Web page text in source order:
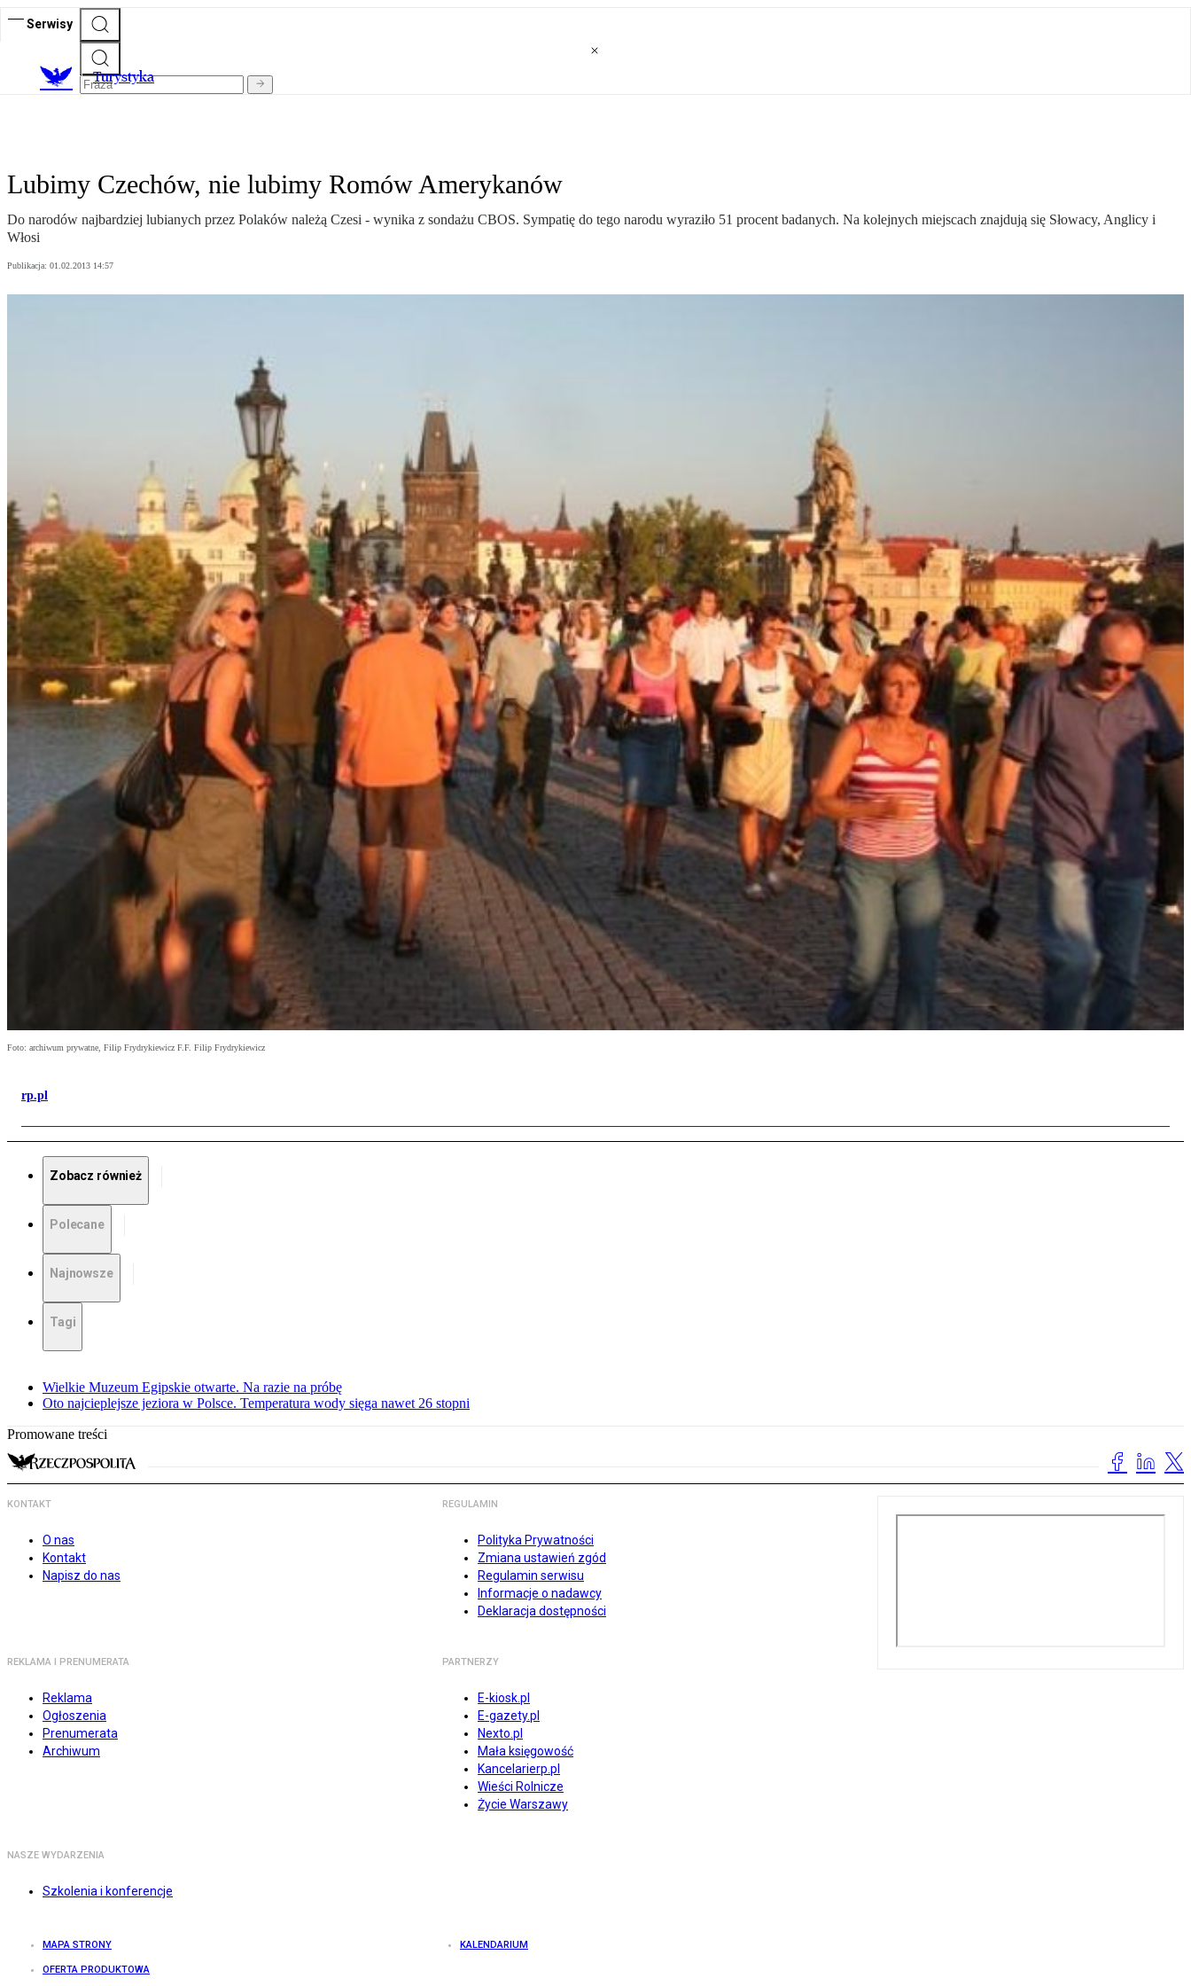
Serwisy
Turystyka
Lubimy Czechów, nie lubimy Romów Amerykanów
Do narodów najbardziej lubianych przez Polaków należą Czesi - wynika z sondażu CBOS. Sympatię do tego narodu wyraziło 51 procent badanych. Na kolejnych miejscach znajdują się Słowacy, Anglicy i
Włosi
Publikacja: 01.02.2013 14:57
Foto: archiwum prywatne, Filip Frydrykiewicz F.F. Filip Frydrykiewicz
rp.pl
Zobacz również
Polecane
Najnowsze
Tagi
Wielkie Muzeum Egipskie otwarte. Na razie na próbę
Oto najcieplejsze jeziora w Polsce. Temperatura wody sięga nawet 26 stopni
Promowane treści
KONTAKT
O nas
Kontakt
Napisz do nas
REGULAMIN
Polityka Prywatności
Zmiana ustawień zgód
Regulamin serwisu
Informacje o nadawcy
Deklaracja dostępności
REKLAMA I PRENUMERATA
Reklama
Ogłoszenia
Prenumerata
Archiwum
PARTNERZY
E-kiosk.pl
E-gazety.pl
Nexto.pl
Mała księgowość
Kancelarierp.pl
Wieści Rolnicze
Życie Warszawy
NASZE WYDARZENIA
Szkolenia i konferencje
MAPA STRONY KALENDARIUM
OFERTA PRODUKTOWA